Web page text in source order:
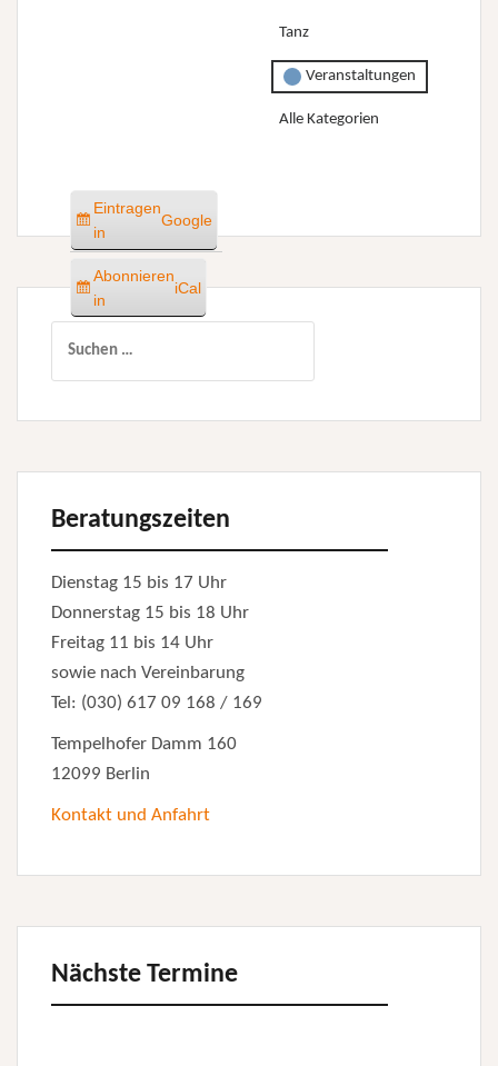
Tanz
Veranstaltungen
Alle Kategorien
Eintragen
in
Google
Abonnieren
in
iCal
Beratungszeiten
Dienstag 15 bis 17 Uhr
Donnerstag 15 bis 18 Uhr
Freitag 11 bis 14 Uhr
sowie nach Vereinbarung
Tel: (030) 617 09 168 / 169
Tempelhofer Damm 160
12099 Berlin
Kontakt und Anfahrt
Nächste Termine